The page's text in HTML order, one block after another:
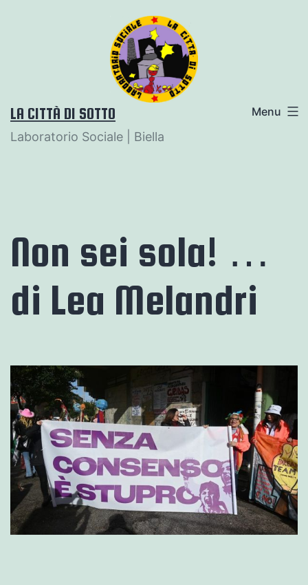
LA CITTÀ DI SOTTO
Laboratorio Sociale | Biella
Menu
Non sei sola! …
di Lea Melandri